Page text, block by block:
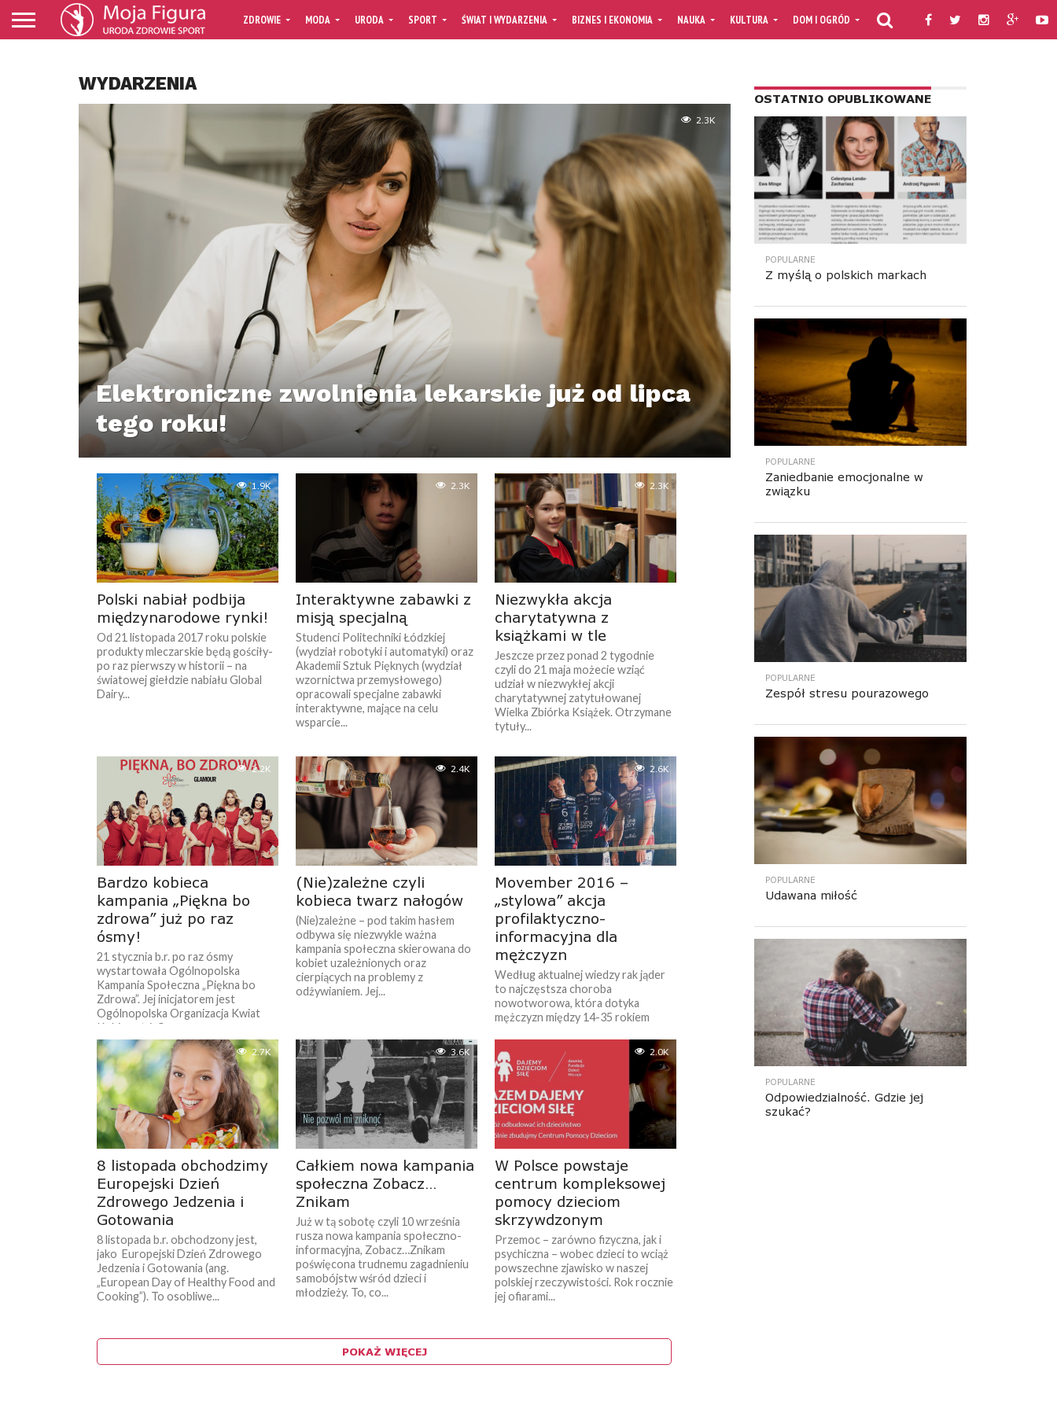
ZDROWIE MODA URODA SPORT ŚWIAT I WYDARZENIA BIZNES I EKONOMIA NAUKA KULTURA DOM I OGRÓD KULINARIA PORADNIKI TV
WYDARZENIA
Elektroniczne zwolnienia lekarskie już od lipca
tego roku!
2.3K
1.9K
Polski nabiał podbija
międzynarodowe rynki!
Od 21 listopada 2017 roku polskie
produkty mleczarskie będą gościły-
po raz pierwszy w historii – na
światowej giełdzie nabiału Global
Dairy...
2.3K
Interaktywne zabawki z
misją specjalną
Studenci Politechniki Łódzkiej
(wydział robotyki i automatyki) oraz
Akademii Sztuk Pięknych (wydział
wzornictwa przemysłowego)
opracowali specjalne zabawki
interaktywne, mające na celu
wsparcie...
2.3K
Niezwykła akcja
charytatywna z
książkami w tle
Jeszcze przez ponad 2 tygodnie
czyli do 21 maja możecie wziąć
udział w niezwykłej akcji
charytatywnej zatytułowanej
Wielka Zbiórka Książek. Otrzymane
tytuły...
2.2K
Bardzo kobieca
kampania „Piękna bo
zdrowa” już po raz
ósmy!
21 stycznia b.r. po raz ósmy
wystartowała Ogólnopolska
Kampania Społeczna „Piękna bo
Zdrowa”. Jej inicjatorem jest
Ogólnopolska Organizacja Kwiat
Kobiecości. Co ma...
2.4K
(Nie)zależne czyli
kobieca twarz nałogów
(Nie)zależne – pod takim hasłem
odbywa się niezwykle ważna
kampania społeczna skierowana do
kobiet uzależnionych oraz
cierpiących na problemy z
odżywianiem. Jej...
2.6K
Movember 2016 –
„stylowa” akcja
profilaktyczno-
informacyjna dla
mężczyzn
Według aktualnej wiedzy rak jąder
to najczęstsza choroba
nowotworowa, która dotyka
mężczyzn między 14-35 rokiem
2.7K
8 listopada obchodzimy
Europejski Dzień
Zdrowego Jedzenia i
Gotowania
8 listopada b.r. obchodzony jest,
jako Europejski Dzień Zdrowego
Jedzenia i Gotowania (ang.
„European Day of Healthy Food and
Cooking”). To osobliwe...
3.6K
Całkiem nowa kampania
społeczna Zobacz…
Znikam
Już w tą sobotę czyli 10 września
rusza nowa kampania społeczno-
informacyjna, Zobacz…Znikam
poświęcona trudnemu zagadnieniu
samobójstw wśród dzieci i
młodzieży. To, co...
2.0K
W Polsce powstaje
centrum kompleksowej
pomocy dzieciom
skrzywdzonym
Przemoc – zarówno fizyczna, jak i
psychiczna – wobec dzieci to wciąż
powszechne zjawisko w naszej
polskiej rzeczywistości. Rok rocznie
jej ofiarami...
POKAŻ WIĘCEJ
OSTATNIO OPUBLIKOWANE
POPULARNE
Z myślą o polskich markach
POPULARNE
Zaniedbanie emocjonalne w
związku
POPULARNE
Zespół stresu pourazowego
POPULARNE
Udawana miłość
POPULARNE
Odpowiedzialność. Gdzie jej
szukać?